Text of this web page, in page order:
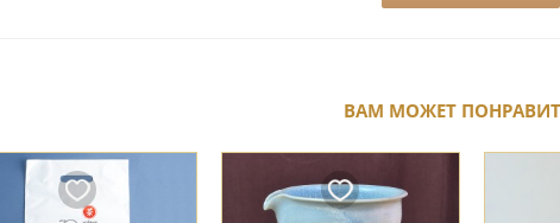
ВАМ МОЖЕТ